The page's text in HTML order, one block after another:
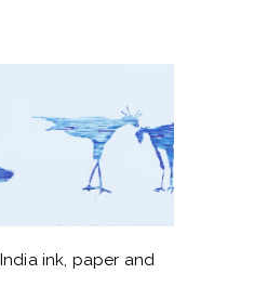
ink, paper and